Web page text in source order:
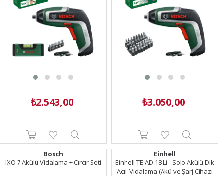
₺2.543,00
--
₺3.050,00
--
Bosch
IXO 7 Akülü Vidalama + Cırcır Seti
Einhell
Einhell TE-AD 18 Li - Solo Akülü Dik
Açılı Vidalama (Akü ve Şarj Cihazı